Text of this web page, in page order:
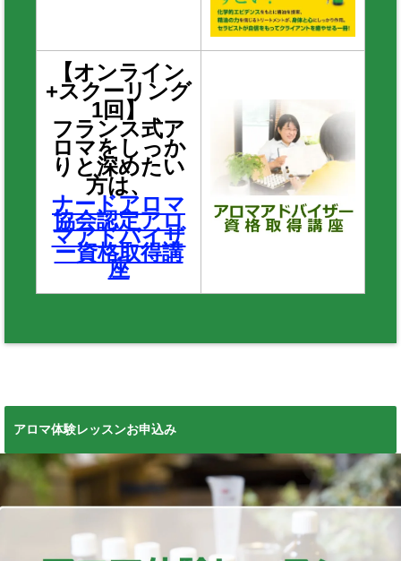
【オンライン
+スクーリング
1回】
フランス式ア
ロマをしっか
りと深めたい
方は、
ナードアロマ
協会認定アロ
マアドバイザ
ー資格取得講
座
アロマ体験レッスンお申込み